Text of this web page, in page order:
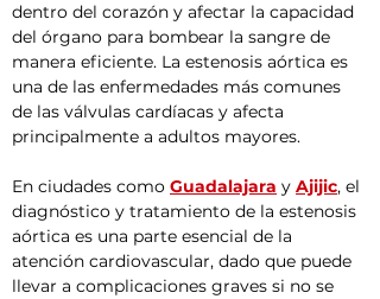
dentro del corazón y afectar la capacidad
del órgano para bombear la sangre de
manera eficiente. La estenosis aórtica es
una de las enfermedades más comunes
de las válvulas cardíacas y afecta
principalmente a adultos mayores.
En ciudades como Guadalajara y Ajijic, el
diagnóstico y tratamiento de la estenosis
aórtica es una parte esencial de la
atención cardiovascular, dado que puede
llevar a complicaciones graves si no se